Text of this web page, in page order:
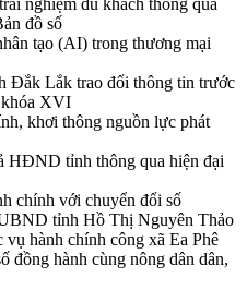
nghiệm du khách thông qua
đồ số
tạo (AI) trong thương mại
Đắk Lắk trao đổi thông tin trước
khóa XVI
khơi thông nguồn lực phát
HĐND tỉnh thông qua hiện đại
chính với chuyển đổi số
tỉnh Hồ Thị Nguyên Thảo
hành chính công xã Ea Phê
đồng hành cùng nông dân dân,